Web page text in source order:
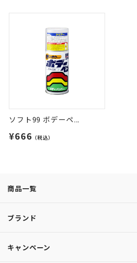
ソフト99 ボデーペ...
¥666 （税込）
商品一覧
ブランド
キャンペーン